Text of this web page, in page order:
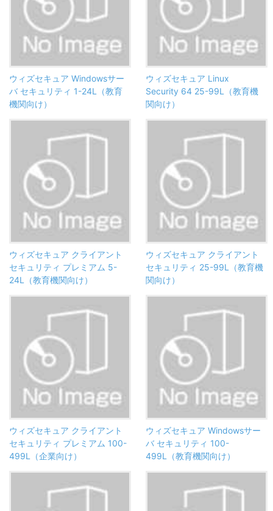
ウィズセキュア Windowsサー
バ セキュリティ 1-24L（教育
機関向け）
ウィズセキュア Linux
Security 64 25-99L（教育機
関向け）
ウィズセキュア クライアント
セキュリティ プレミアム 5-
24L（教育機関向け）
ウィズセキュア クライアント
セキュリティ 25-99L（教育機
関向け）
ウィズセキュア クライアント
セキュリティ プレミアム 100-
499L（企業向け）
ウィズセキュア Windowsサー
バ セキュリティ 100-
499L（教育機関向け）